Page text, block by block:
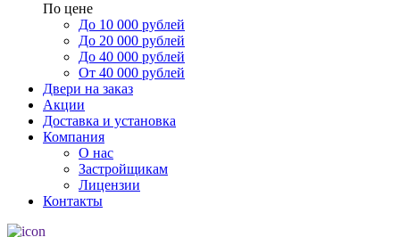
По цене
До 10 000 рублей
До 20 000 рублей
До 40 000 рублей
От 40 000 рублей
Двери на заказ
Акции
Доставка и установка
Компания
О нас
Застройщикам
Лицензии
Контакты